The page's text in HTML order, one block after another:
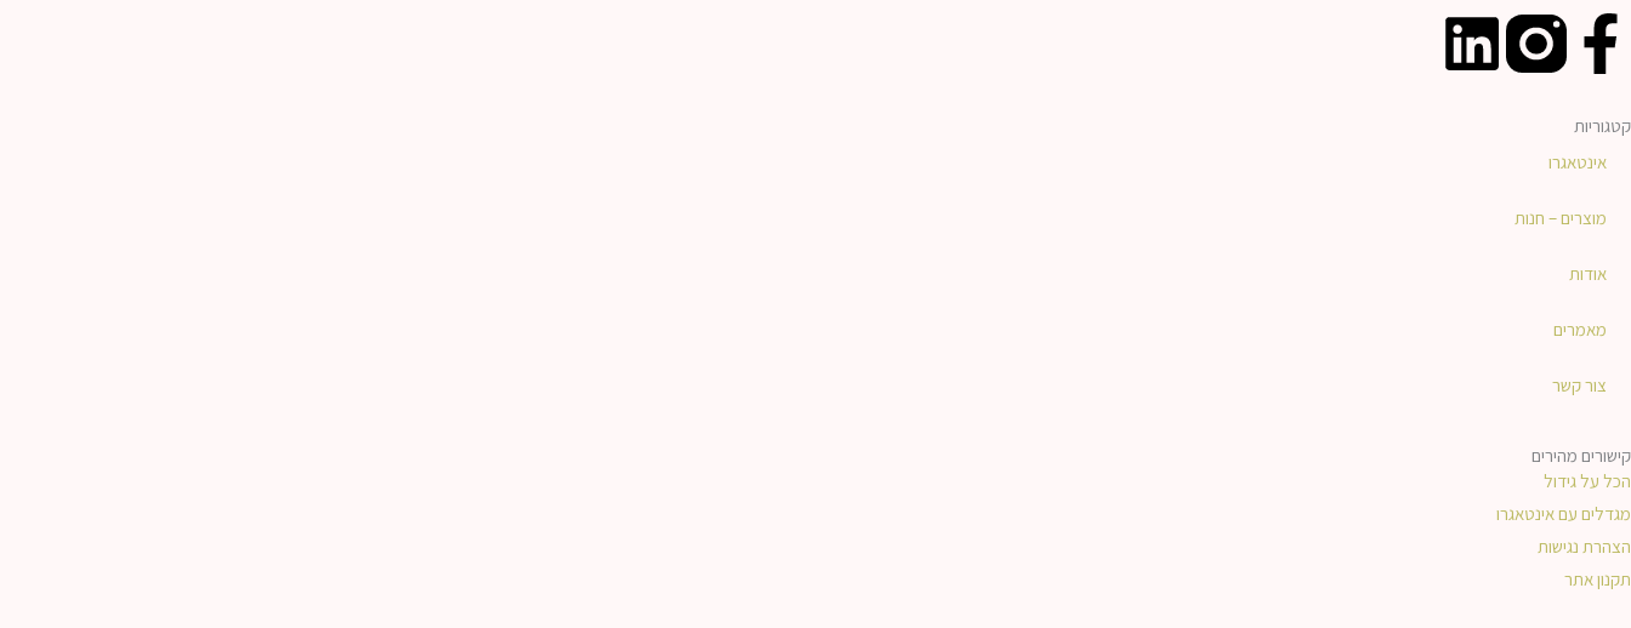
F
a
c
e
b
o
o
k
-
f
L
קטגוריות
אינטאגרו
מוצרים – חנות
אודות
מאמרים
צור קשר
קישורים מהירים
הכל על גידול
מגדלים עם אינטאגרו
הצהרת נגישות
תקנון אתר